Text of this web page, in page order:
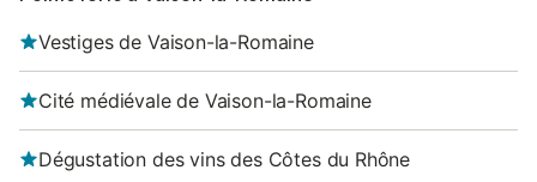
Vestiges de Vaison-la-Romaine
Cité médiévale de Vaison-la-Romaine
Dégustation des vins des Côtes du Rhône